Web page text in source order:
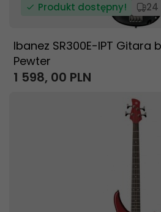
Produkt dostępny!
Ibanez SR300E-IPT Gitara
Pewter
1 598, 00 PLN